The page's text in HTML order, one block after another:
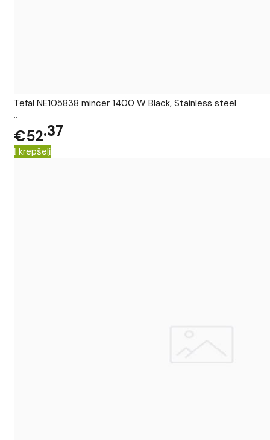
Tefal NE105838 mincer 1400 W Black, Stainless steel
..
€52 37
Į krepšelį